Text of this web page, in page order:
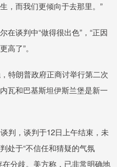
，而我们更倾向于去那里。”
在谈判中“做得很出色”，“正因
了”。
特朗普政府正商讨举行第二次
瓦和巴基斯坦伊斯兰堡是新一
判，谈判于12日上午结束，未
处于“不信任和猜疑的气氛
分歧。美方称，已非常明确地